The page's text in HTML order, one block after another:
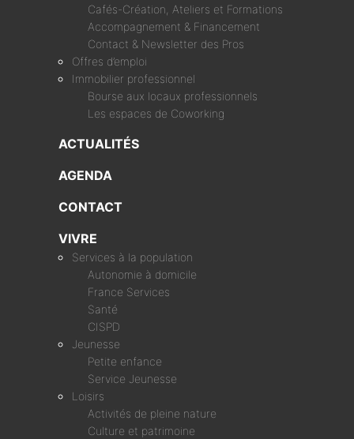
Cafés-Création, Ateliers et Formations
Accompagnement & Financement
Contact & Newsletter des Pros
Offres d’emploi
Immobilier professionnel
Bourse aux locaux professionnels
Les espaces de Coworking
ACTUALITÉS
AGENDA
CONTACT
VIVRE
Services à la population
Autonomie à domicile
France Services
Santé
CISPD
Jeunesse
Petite enfance
Service Jeunesse
Loisirs
Activités de pleine nature
Culture et patrimoine